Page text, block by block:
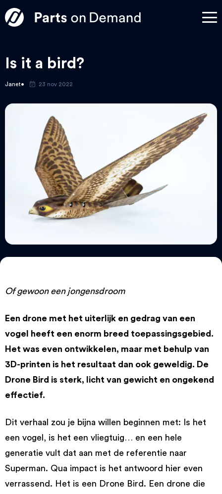
Is it a bird?
Janet 23 nov 2022
Of gewoon een jongensdroom
Een drone met het uiterlijk en gedrag van een
vogel heeft een enorm breed toepassingsgebied.
Het was even ontwikkelen, maar met behulp van
3D-printen is het resultaat dan ook geweldig. De
Drone Bird is sterk, licht van gewicht en ongekend
effectief.
Dit verhaal zou je bijna willen beginnen met: Is het
een vogel, is het een vliegtuig… en een hele
generatie vult dat aan met de referentie naar
Superman. Qua impact is het antwoord hier even
verrassend. Het is een Drone Bird. Een drone die